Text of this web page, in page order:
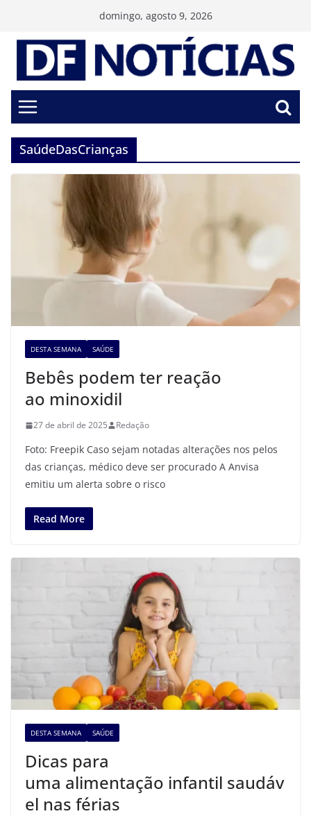
conteúdo
domingo, agosto 9, 2026
SaúdeDasCrianças
DESTA SEMANA SAÚDE
Bebês podem ter reação
ao minoxidil
27 de abril de 2025 Redação
Foto: Freepik Caso sejam notadas alterações nos pelos
das crianças, médico deve ser procurado A Anvisa
emitiu um alerta sobre o risco
Read More
DESTA SEMANA SAÚDE
Dicas para
uma alimentação infantil saudáv
el nas férias